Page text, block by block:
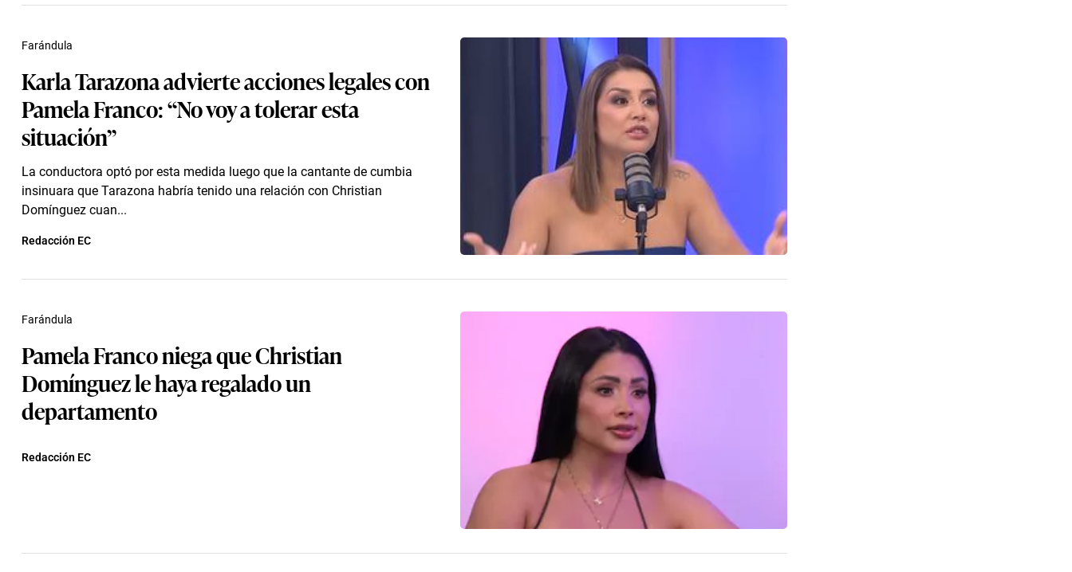
Karla Tarazona advierte acciones legales con
Pamela Franco: “No voy a tolerar esta
situación”
La conductora optó por esta medida luego que la cantante de cumbia
insinuara que Tarazona habría tenido una relación con Christian
Domínguez cuan...
Farándula
Redacción EC
Pamela Franco niega que Christian
Domínguez le haya regalado un
departamento
Farándula
Redacción EC